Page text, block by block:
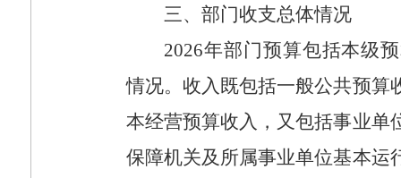
三、部门收支总体情况
2026年部门预算包括本级
情况。收入既包括一般公共预算
本经营预算收入，又包括事业单
保障机关及所属事业单位基本运